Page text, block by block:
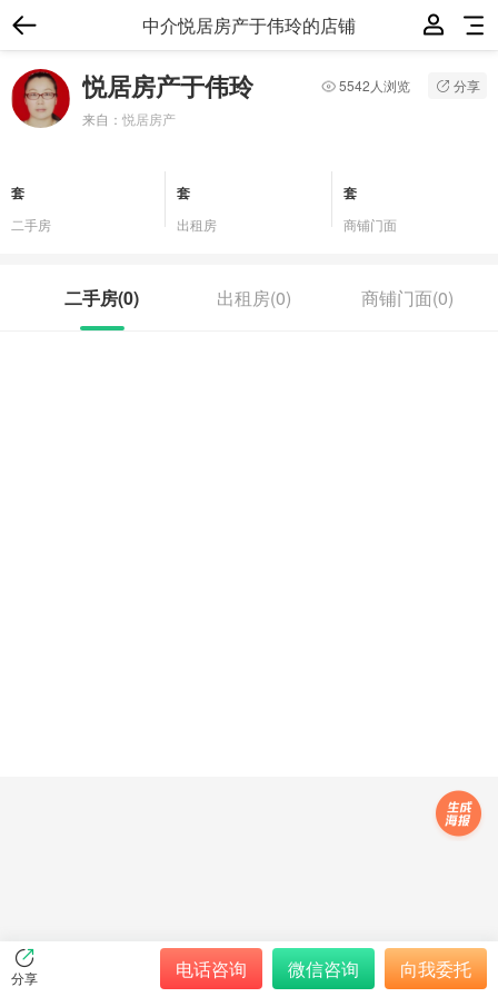
中介悦居房产于伟玲的店铺
悦居房产于伟玲
来自： 悦居房产
5542人浏览 分享
套
二手房
套
出租房
套
商铺门面
二手房(0) 出租房(0) 商铺门面(0)
分享 电话咨询 微信咨询 向我委托